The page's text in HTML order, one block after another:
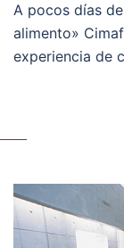
A pocos días
alimento»
experiencia de